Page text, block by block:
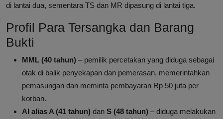
di lantai dua, sementara TS dan MR dipasung di lantai tiga.
Profil Para Tersangka dan Barang
Bukti
MML (40 tahun) – pemilik percetakan yang diduga sebagai
otak di balik penyekapan dan pemerasan, memerintahkan
pemasungan dan meminta pembayaran Rp 50 juta per
korban.
AI alias A (41 tahun) dan S (48 tahun) – diduga melakukan